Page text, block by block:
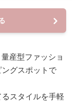
産型ファッショ
グスポットで
スタイルを手軽